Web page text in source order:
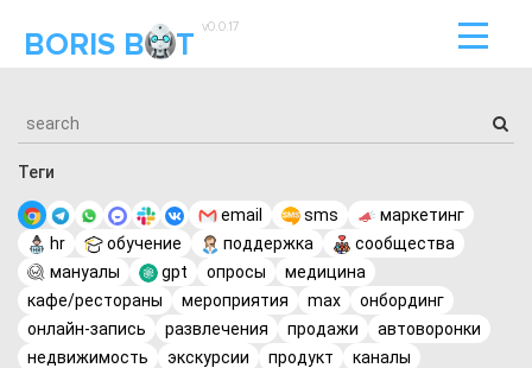
BORIS B T v0.0.17
Теги
email sms
маркетинг
hr
обучение поддержка
сообщества
мануалы
gpt опросы
медицина
кафе/рестораны
мероприятия max
онбординг
онлайн-запись
развлечения продажи
автоворонки
недвижимость
экскурсии продукт
каналы